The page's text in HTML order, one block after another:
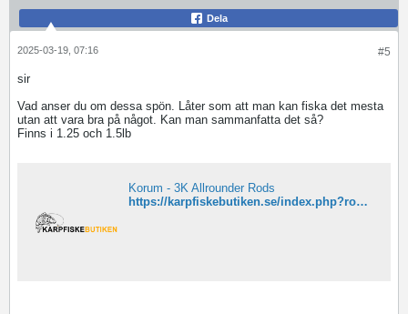
Dela
#5
2025-03-19, 07:16
sir
Vad anser du om dessa spön. Låter som att man kan fiska det mesta
utan att vara bra på något. Kan man sammanfatta det så?
Finns i 1.25 och 1.5lb
Korum - 3K Allrounder Rods
https://karpfiskebutiken.se/index.php?route=product/product&manufacturer_id=250&product_id=9617